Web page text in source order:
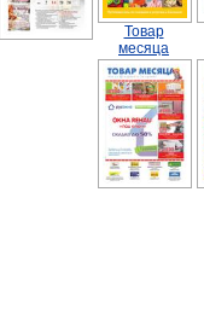
Товар
месяца